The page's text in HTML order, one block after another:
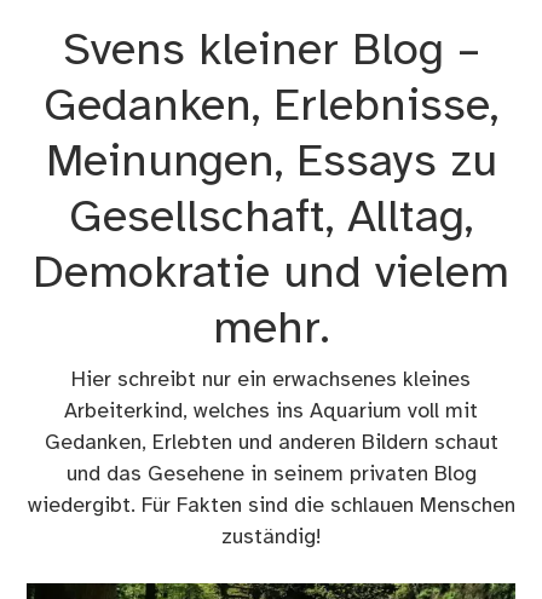
Svens kleiner Blog –
Gedanken, Erlebnisse,
Meinungen, Essays zu
Gesellschaft, Alltag,
Demokratie und vielem
mehr.
Hier schreibt nur ein erwachsenes kleines
Arbeiterkind, welches ins Aquarium voll mit
Gedanken, Erlebten und anderen Bildern schaut
und das Gesehene in seinem privaten Blog
wiedergibt. Für Fakten sind die schlauen Menschen
zuständig!